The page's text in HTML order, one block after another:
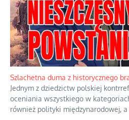
Szlachetna duma z historycznego
Jednym z dziedzictw polskiej
oceniania wszystkiego w
również polityki międzynarodowej, a